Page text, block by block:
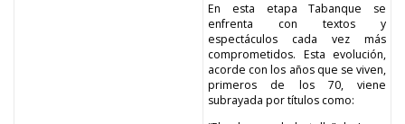
En esta etapa Tabanque se
enfrenta con textos y
espectáculos cada vez más
comprometidos. Esta evolución,
acorde con los años que se viven,
primeros de los 70, viene
subrayada por títulos como: